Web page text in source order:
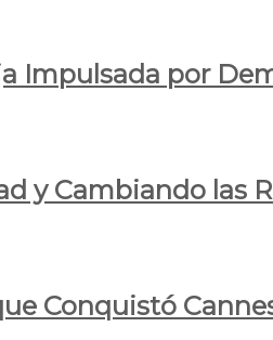
Impulsada por
y Cambiando las
Conquistó